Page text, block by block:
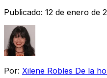
Publicado: 12 de enero de
Por: Xilene Robles De la